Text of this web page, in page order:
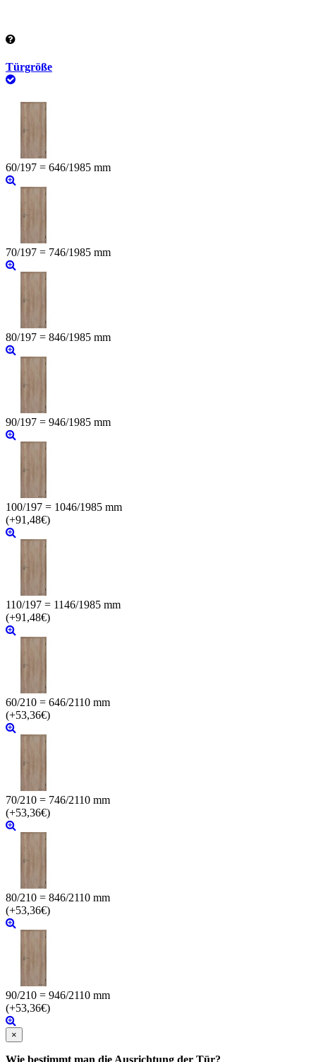
Türgröße
60/197 = 646/1985 mm
70/197 = 746/1985 mm
80/197 = 846/1985 mm
90/197 = 946/1985 mm
100/197 = 1046/1985 mm
(+91,48€)
110/197 = 1146/1985 mm
(+91,48€)
60/210 = 646/2110 mm
(+53,36€)
70/210 = 746/2110 mm
(+53,36€)
80/210 = 846/2110 mm
(+53,36€)
90/210 = 946/2110 mm
(+53,36€)
×
Wie bestimmt man die Ausrichtung der Tür?